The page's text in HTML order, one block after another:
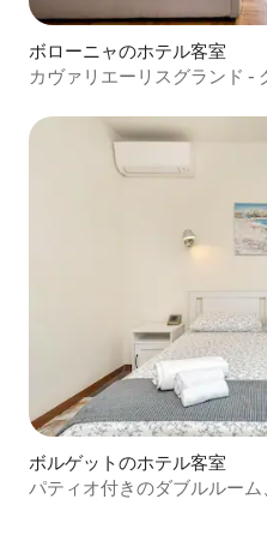
ボローニャのホテル客室
カヴァリエーリスグランド -
ボルゲットのホテル客室
パティオ付きのダブルルー